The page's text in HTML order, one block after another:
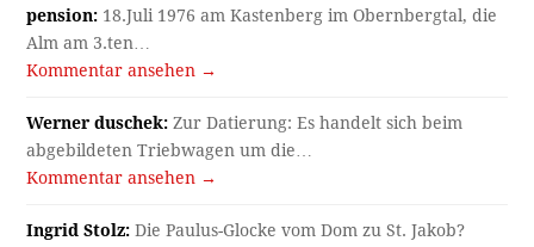
pension: 18.Juli 1976 am Kastenberg im Obernbergtal, die
Alm am 3.ten…
Kommentar ansehen →
Werner duschek: Zur Datierung: Es handelt sich beim
abgebildeten Triebwagen um die…
Kommentar ansehen →
Ingrid Stolz: Die Paulus-Glocke vom Dom zu St. Jakob?